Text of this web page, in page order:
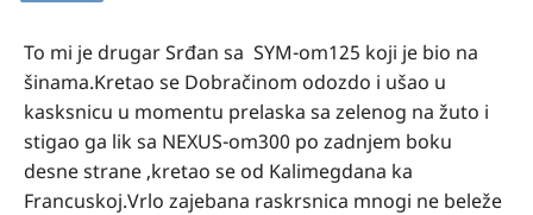
To mi je drugar Srđan sa SYM-om125 koji je bio na
šinama.Kretao se Dobračinom odozdo i ušao u
kasksnicu u momentu prelaska sa zelenog na žuto i
stigao ga lik sa NEXUS-om300 po zadnjem boku
desne strane ,kretao se od Kalimegdana ka
Francuskoj.Vrlo zajebana raskrsnica mnogi ne beleže